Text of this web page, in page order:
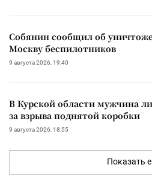
Собянин сообщил об
Москву беспилотников
9 августа 2026, 19:40
В Курской области мужчина
за взрыва поднятой коробки
9 августа 2026, 18:55
Показать